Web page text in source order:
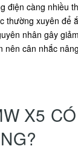
điện càng nhiều
thường xuyên để
nhân gây
nên cân nhắc
X5